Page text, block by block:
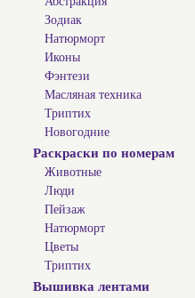
Зодиак
Натюрморт
Иконы
Фэнтези
Масляная техника
Триптих
Новогодние
Раскраски по номерам
Животные
Люди
Пейзаж
Натюрморт
Цветы
Триптих
Вышивка лентами